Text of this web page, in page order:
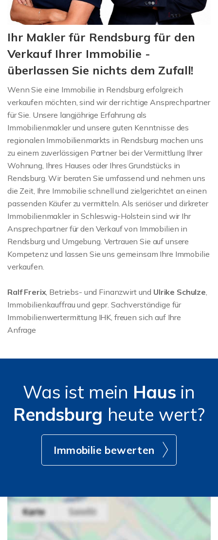
Ihr Makler für Rendsburg für den
Verkauf Ihrer Immobilie -
überlassen Sie nichts dem Zufall!
Wenn Sie eine Immobilie in Rendsburg erfolgreich
verkaufen möchten, sind wir der richtige Ansprechpartner
für Sie. Unsere langjährige Erfahrung als
Immobilienmakler und unsere guten Kenntnisse des
regionalen Immobilienmarkts in Rendsburg machen uns
zu einem zuverlässigen Partner bei der Vermittlung Ihrer
Wohnung, Ihres Hauses oder Ihres Grundstücks in
Rendsburg. Wir beraten Sie umfassend und nehmen uns
die Zeit, Ihre Immobilie schnell und zielgerichtet an einen
passenden Käufer zu vermitteln. Als seriöser und dirkreter
Immobilienmakler in Schleswig-Holstein sind wir Ihr
Ansprechpartner für den Verkauf von Immobilien in
Rendsburg und Umgebung. Vertrauen Sie auf unsere
Kompetenz und lassen Sie uns gemeinsam Ihre Immobilie
verkaufen.
Ralf Frerix, Betriebs- und Finanzwirt und Ulrike Schulze
Immobilienkauffrau und gepr. Sachverständige für
Immobilienwertermittung IHK, freuen sich auf Ihre
Anfrage
Was ist mein Haus in
Rendsburg heute wert?
Immobilie bewerten